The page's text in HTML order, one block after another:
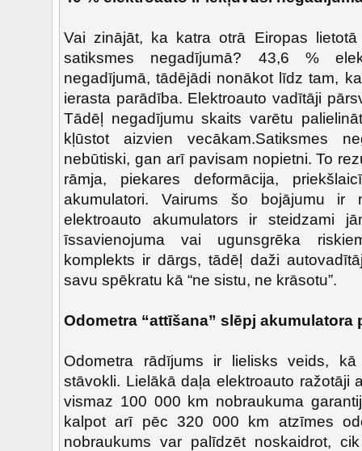
Vai zinājāt, ka katra otrā Eiropas
satiksmes negadījumā? 43,6 %
negadījumā, tādējādi nonākot līdz tam,
ierasta parādība. Elektroauto vadītāji
Tādēļ negadījumu skaits varētu
kļūstot aizvien vecākam.Satiksmes
nebūtiski, gan arī pavisam nopietni. To
rāmja, piekares deformācija,
akumulatori. Vairums šo bojājumu ir
elektroauto akumulators ir steidzami
īssavienojuma vai ugunsgrēka
komplekts ir dārgs, tādēļ daži
savu spēkratu kā “ne sistu, ne krāsotu”.
Odometra “attīšana” slēpj akumulatora
Odometra rādījums ir lielisks veids,
stāvokli. Lielākā daļa elektroauto ražotāji
vismaz 100 000 km nobraukuma
kalpot arī pēc 320 000 km atzīmes
nobraukums var palīdzēt noskaidrot,